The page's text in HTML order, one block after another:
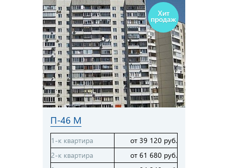
Хит
продаж
П-46 М
1-к квартира
от 39 120 руб.
2-к квартира
от 61 680 руб.